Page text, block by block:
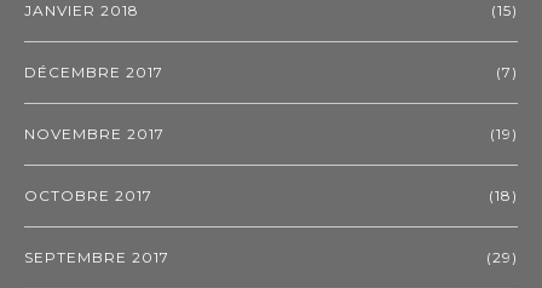
JANVIER 2018 (15)
DÉCEMBRE 2017 (7)
NOVEMBRE 2017 (19)
OCTOBRE 2017 (18)
SEPTEMBRE 2017 (29)